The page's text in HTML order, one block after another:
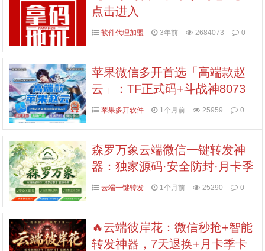
点击进入
软件代理加盟 3年前 2684073 0
苹果微信多开首选「高端款赵
云」：TF正式码+斗战神8073
包，7天退换认准拍拍卡激活码
苹果多开软件 1个月前 25959 0
森罗万象云端微信一键转发神
器：独家源码·安全防封·月卡季
卡半年卡年卡授权，7天无理由
云端一键转发 1个月前 25290 0
🔥云端彼岸花：微信秒抢+智能
转发神器，7天退换+月卡季卡